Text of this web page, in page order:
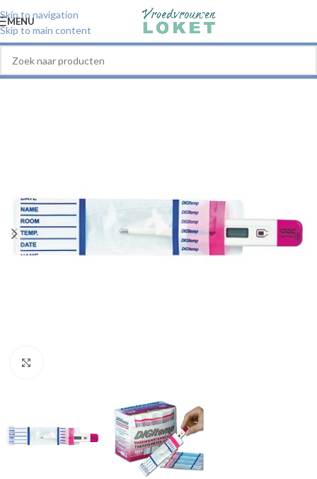
Skip to navigation
Skip to main content
MENU